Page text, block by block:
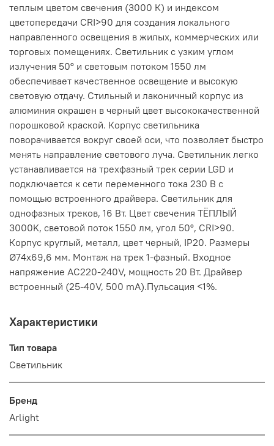
теплым цветом свечения (3000 К) и индексом
цветопередачи CRI>90 для создания локального
направленного освещения в жилых, коммерческих или
торговых помещениях. Светильник с узким углом
излучения 50° и световым потоком 1550 лм
обеспечивает качественное освещение и высокую
световую отдачу. Стильный и лаконичный корпус из
алюминия окрашен в черный цвет высококачественной
порошковой краской. Корпус светильника
поворачивается вокруг своей оси, что позволяет быстро
менять направление светового луча. Светильник легко
устанавливается на трехфазный трек серии LGD и
подключается к сети переменного тока 230 В с
помощью встроенного драйвера. Светильник для
однофазных треков, 16 Вт. Цвет свечения ТЁПЛЫЙ
3000K, световой поток 1550 лм, угол 50°, CRI>90.
Корпус круглый, металл, цвет черный, IP20. Размеры
Ø74x69,6 мм. Монтаж на трек 1-фазный. Входное
напряжение AC220-240V, мощность 20 Вт. Драйвер
встроенный (25-40V, 500 mA).Пульсация <1%.
Характеристики
Тип товара
Светильник
Бренд
Arlight